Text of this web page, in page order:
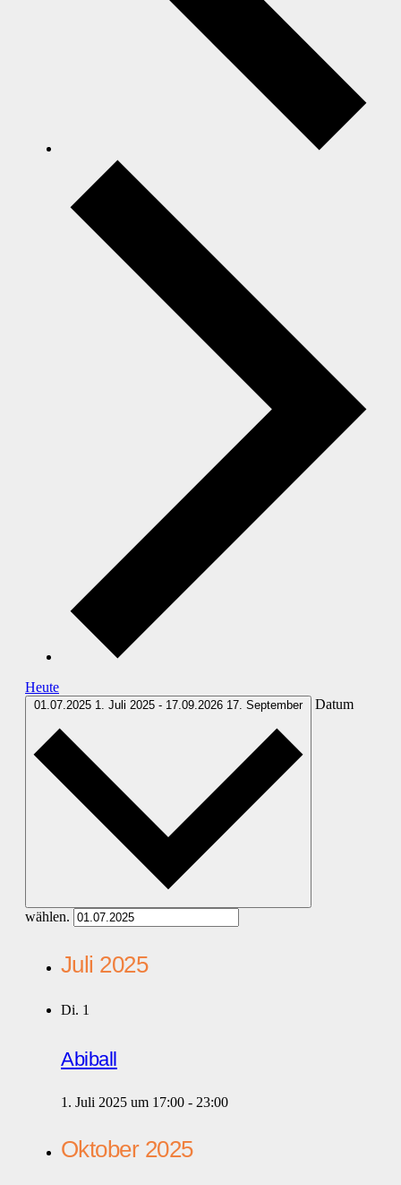
Heute
01.07.2025 1. Juli 2025 - 17.09.2026 17. September Datum
wählen.
Juli 2025
Di. 1
Abiball
1. Juli 2025 um 17:00 - 23:00
Oktober 2025